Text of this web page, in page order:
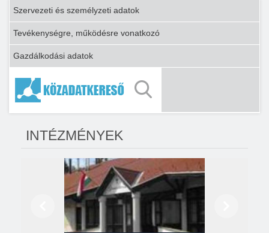
Szervezeti és személyzeti adatok
Tevékenységre, működésre vonatkozó
Gazdálkodási adatok
INTÉZMÉNYEK